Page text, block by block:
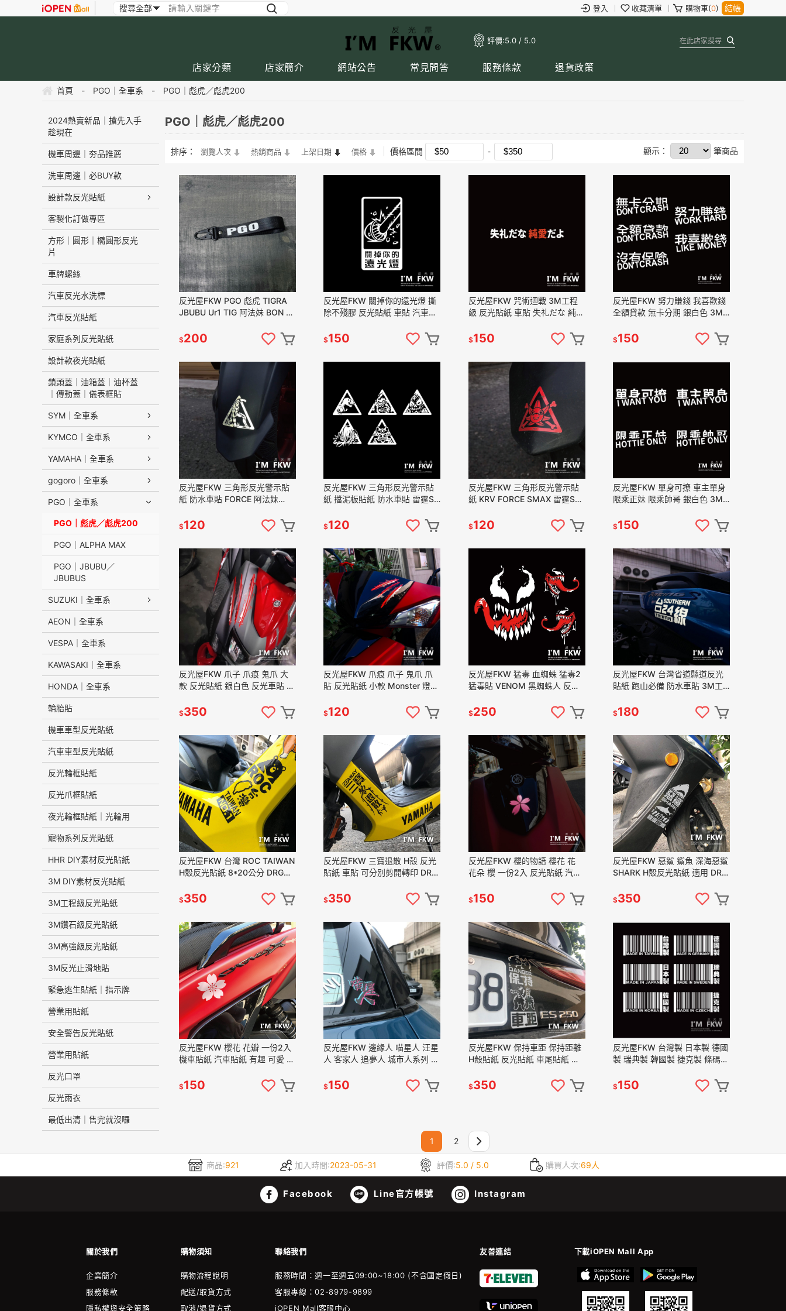
登入 收藏清單 購物車(0) 結帳
評價:5.0 / 5.0
店家分類 店家簡介 網站公告 常見問答 服務條款 退貨政策
首頁 - PGO｜全車系 - PGO｜彪虎／彪虎200
2024熱賣新品｜搶先入手
趁現在
機車周邊｜夯品推薦
洗車周邊｜必BUY款
設計款反光貼紙
客製化訂做專區
方形｜圓形｜橢圓形反光
片
車牌螺絲
汽車反光水洗標
汽車反光貼紙
家庭系列反光貼紙
設計款夜光貼紙
鎖頭蓋｜油箱蓋｜油杯蓋
｜傳動蓋｜儀表框貼
SYM｜全車系
KYMCO｜全車系
YAMAHA｜全車系
gogoro｜全車系
PGO｜全車系
PGO｜彪虎／彪虎200
PGO｜ALPHA MAX
PGO｜JBUBU／
JBUBUS
SUZUKI｜全車系
AEON｜全車系
VESPA｜全車系
KAWASAKI｜全車系
HONDA｜全車系
輪胎貼
機車車型反光貼紙
汽車車型反光貼紙
反光輪框貼紙
反光爪框貼紙
夜光輪框貼紙｜光輪用
寵物系列反光貼紙
HHR DIY素材反光貼紙
3M DIY素材反光貼紙
3M工程級反光貼紙
3M鑽石級反光貼紙
3M高強級反光貼紙
3M反光止滑地貼
緊急逃生貼紙｜指示牌
營業用貼紙
安全警告反光貼紙
營業用貼紙
反光口罩
反光雨衣
最低出清｜售完就沒囉
PGO｜彪虎／彪虎200
排序： 瀏覽人次 熱銷商品 上架日期 價格 價格區間 顯示： 筆商品
反光屋FKW PGO 彪虎 TIGRA
JBUBU Ur1 TIG 阿法妹 BON 反
$200
反光屋FKW 關掉你的遠光燈 撕
除不殘膠 反光貼紙 車貼 汽車貼
貼 尺寸見清單標示
$150
反光屋FKW 咒術迴戰 3M工程
級 反光貼紙 車貼 失礼だな 純愛
愛戰士貼紙 純愛
$150
反光屋FKW 努力賺錢 我喜歡錢
全額貸款 無卡分期 銀白色 3M
貼紙 汽車貼紙
$150
反光屋FKW 三角形反光警示貼
紙 防水車貼 FORCE 阿法妹
JETSL通用
$120
反光屋FKW 三角形反光警示貼
紙 擋泥板貼紙 防水車貼 雷霆S
DRG 通用
$120
反光屋FKW 三角形反光警示貼
紙 KRV FORCE SMAX 雷霆S
規造型車
$120
反光屋FKW 單身可撩 車主單身
限乘正妹 限乘帥哥 銀白色 3M
貼紙 汽車貼紙
$150
反光屋FKW 爪子 爪痕 鬼爪 大
款 反光貼紙 銀白色 反光車貼 機
飾貼 防水耐曬高亮度
$350
反光屋FKW 爪痕 爪子 鬼爪 爪
貼 反光貼紙 小款 Monster 燈眉
水反光車貼
$120
反光屋FKW 猛毒 血蜘蛛 猛毒2
猛毒貼 VENOM 黑蜘蛛人 反光
曬車貼 轉印貼紙
$250
反光屋FKW 台灣省道縣道反光
貼紙 跑山必備 防水車貼 3M工
可客製化文字內容 機車貼紙
$180
反光屋FKW 台灣 ROC TAIWAN
H殼反光貼紙 8*20公分 DRG
$350
反光屋FKW 三寶退散 H殼 反光
貼紙 車貼 可分別剪開轉印 DRG
MMBCU 通用
$350
反光屋FKW 櫻的物語 櫻花 花
花朵 櫻 一份2入 反光貼紙 汽車
裝飾貼紙
$150
反光屋FKW 惡鯊 鯊魚 深海惡鯊
SHARK H殼反光貼紙 適用 DRG
$350
反光屋FKW 櫻花 花瓣 一份2入
機車貼紙 汽車貼紙 有趣 可愛 車
車貼 防水耐曬
$150
反光屋FKW 邊緣人 喵星人 汪星
人 客家人 追夢人 城市人系列 反
獨家設計 仿冒必就
$150
反光屋FKW 保持車距 保持距離
H殼貼紙 反光貼紙 車尾貼紙 後
JETSL SMAX
$350
反光屋FKW 台灣製 日本製 德國
製 瑞典製 韓國製 捷克製 條碼
汽車貼紙 機車貼紙
$150
1 2
商品:921 加入時間:2023-05-31 評價:5.0 / 5.0 購買人次:69人
Facebook Line官方帳號 Instagram
關於我們 購物須知 聯絡我們 友善連結 下載iOPEN Mall App
企業簡介
服務條款
隱私權與安全策略
購物流程說明
配送/取貨方式
取消/退貨方式
服務時間：週一至週五09:00~18:00 (不含國定假日)
客服專線：02-8979-9899
iOPEN Mall客服中心